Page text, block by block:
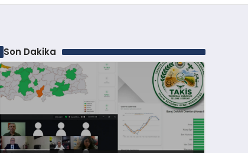
Son Dakika